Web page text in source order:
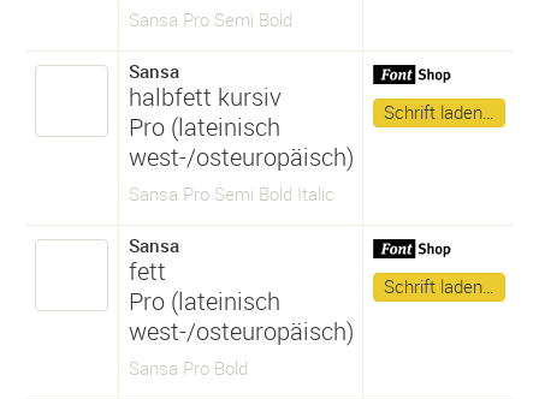
Sansa Pro Semi Bold
Sansa
halbfett kursiv
Pro (lateinisch
west-/osteuropäisch)
Sansa Pro Semi Bold Italic
Schrift laden…
Sansa
fett
Pro (lateinisch
west-/osteuropäisch)
Sansa Pro Bold
Schrift laden…